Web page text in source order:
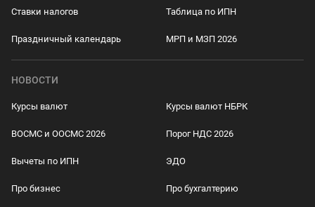
Ставки налогов Таблица по ИПН
Праздничный календарь МРП и МЗП 2026
НОВОСТИ
Курсы валют Курсы валют НБРК
ВОСМС и ООСМС 2026 Порог НДС 2026
Вычеты по ИПН ЭДО
Про бизнес Про бухгалтерию